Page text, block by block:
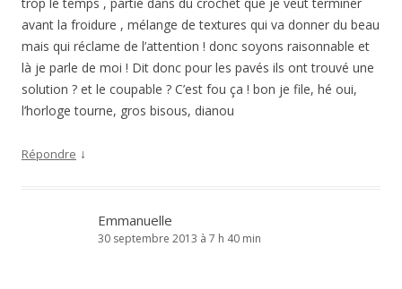
avant la froidure , mélange de textures qui va donner du beau
mais qui réclame de l’attention ! donc soyons raisonnable et
là je parle de moi ! Dit donc pour les pavés ils ont trouvé une
solution ? et le coupable ? C’est fou ça ! bon je file, hé oui,
l’horloge tourne, gros bisous, dianou
Répondre ↓
Emmanuelle
30 septembre 2013 à 7 h 40 min